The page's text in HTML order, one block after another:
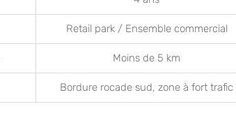
Retail park / Ensemble commercial
Moins de 5 km
Bordure rocade sud, zone à fort trafic